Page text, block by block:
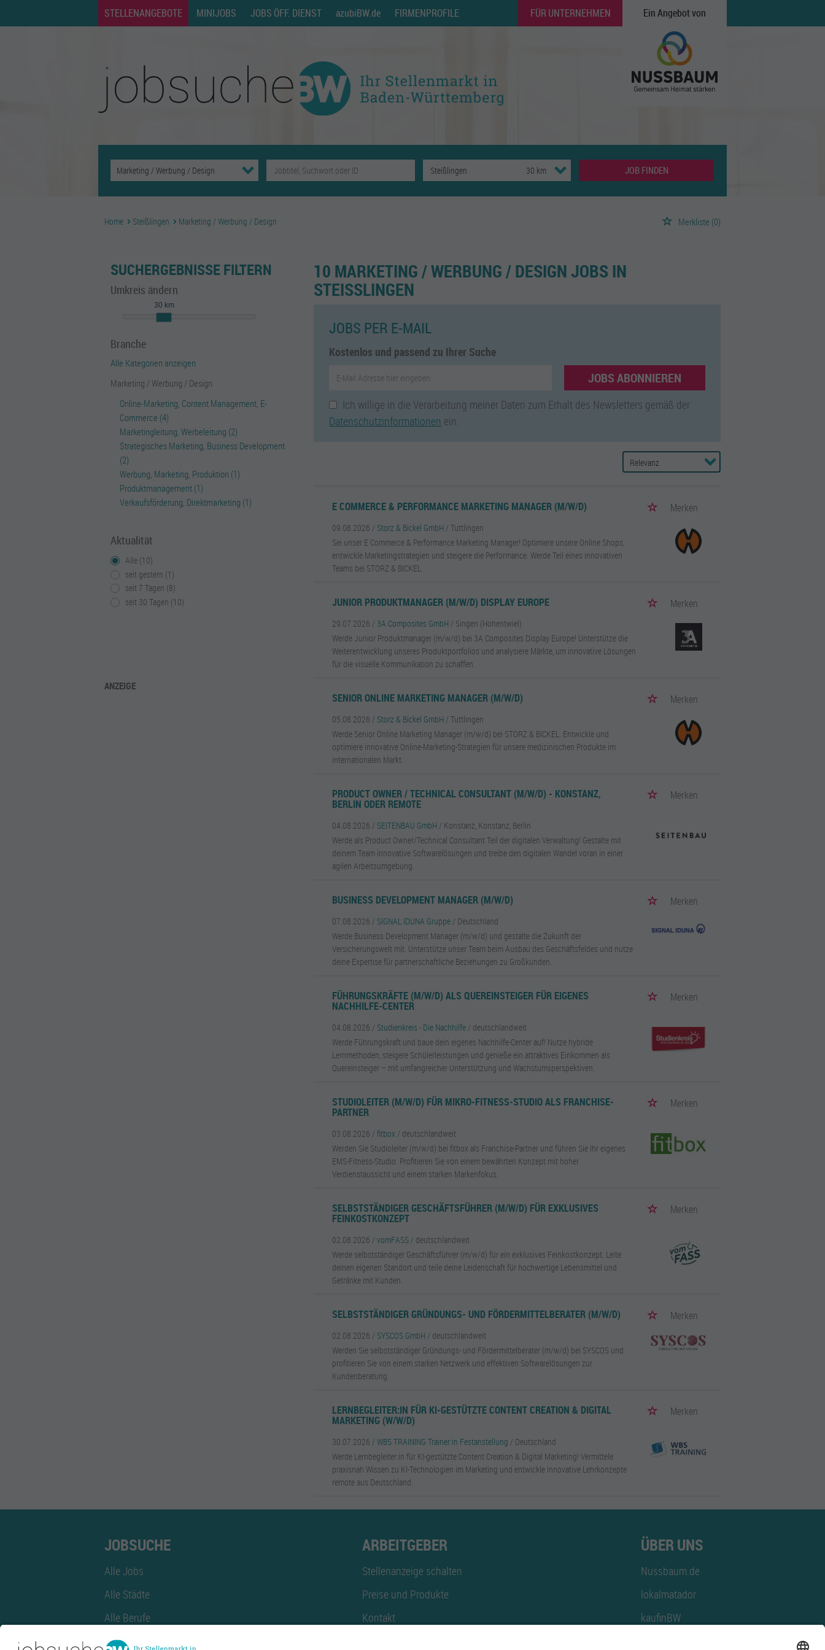
STELLENANGEBOTE MINIJOBS JOBS ÖFF. DIENST azubiBW.de FIRMENPROFILE FÜR UNTERNEHMEN Ein Angebot von
JOB FINDEN
Home Steißlingen Marketing / Werbung / Design Merkliste (0)
SUCHERGEBNISSE FILTERN
Umkreis ändern
30 km
Branche
Alle Kategorien anzeigen
Marketing / Werbung / Design
Online-Marketing, Content Management, E-
Commerce (4)
Marketingleitung, Werbeleitung (2)
Strategisches Marketing, Business Development
(2)
Werbung, Marketing, Produktion (1)
Produktmanagement (1)
Verkaufsförderung, Direktmarketing (1)
Aktualität
Alle (10)
seit gestern (1)
seit 7 Tagen (8)
seit 30 Tagen (10)
ANZEIGE
10 MARKETING / WERBUNG / DESIGN JOBS IN
STEISSLINGEN
JOBS PER E-MAIL
Kostenlos und passend zu Ihrer Suche
JOBS ABONNIEREN
Ich willige in die Verarbeitung meiner Daten zum Erhalt des Newsletters gemäß der
Datenschutzinformationen ein.
E COMMERCE & PERFORMANCE MARKETING MANAGER (M/W/D) Merken
09.08.2026 / Storz & Bickel GmbH / Tuttlingen
Sei unser E Commerce & Performance Marketing Manager! Optimiere unsere Online Shops,
entwickle Marketingstrategien und steigere die Performance. Werde Teil eines innovativen
Teams bei STORZ & BICKEL.
JUNIOR PRODUKTMANAGER (M/W/D) DISPLAY EUROPE Merken
29.07.2026 / 3A Composites GmbH / Singen (Hohentwiel)
Werde Junior Produktmanager (m/w/d) bei 3A Composites Display Europe! Unterstütze die
Weiterentwicklung unseres Produktportfolios und analysiere Märkte, um innovative Lösungen
für die visuelle Kommunikation zu schaffen.
SENIOR ONLINE MARKETING MANAGER (M/W/D) Merken
05.08.2026 / Storz & Bickel GmbH / Tuttlingen
Werde Senior Online Marketing Manager (m/w/d) bei STORZ & BICKEL. Entwickle und
optimiere innovative Online-Marketing-Strategien für unsere medizinischen Produkte im
internationalen Markt.
PRODUCT OWNER / TECHNICAL CONSULTANT (M/W/D) - KONSTANZ,
BERLIN ODER REMOTE
Merken
04.08.2026 / SEITENBAU GmbH / Konstanz, Konstanz, Berlin
Werde als Product Owner/Technical Consultant Teil der digitalen Verwaltung! Gestalte mit
deinem Team innovative Softwarelösungen und treibe den digitalen Wandel voran in einer
agilen Arbeitsumgebung.
BUSINESS DEVELOPMENT MANAGER (M/W/D) Merken
07.08.2026 / SIGNAL IDUNA Gruppe / Deutschland
Werde Business Development Manager (m/w/d) und gestalte die Zukunft der
Versicherungswelt mit. Unterstütze unser Team beim Ausbau des Geschäftsfeldes und nutze
deine Expertise für partnerschaftliche Beziehungen zu Großkunden.
FÜHRUNGSKRÄFTE (M/W/D) ALS QUEREINSTEIGER FÜR EIGENES
NACHHILFE-CENTER
Merken
04.08.2026 / Studienkreis - Die Nachhilfe / deutschlandweit
Werde Führungskraft und baue dein eigenes Nachhilfe-Center auf! Nutze hybride
Lernmethoden, steigere Schülerleistungen und genieße ein attraktives Einkommen als
Quereinsteiger – mit umfangreicher Unterstützung und Wachstumsperspektiven.
STUDIOLEITER (M/W/D) FÜR MIKRO-FITNESS-STUDIO ALS FRANCHISE-
PARTNER
Merken
03.08.2026 /fitbox / deutschlandweit
Werden Sie Studioleiter (m/w/d) bei fitbox als Franchise-Partner und führen Sie Ihr eigenes
EMS-Fitness-Studio. Profitieren Sie von einem bewährten Konzept mit hoher
Verdienstaussicht und einem starken Markenfokus.
SELBSTSTÄNDIGER GESCHÄFTSFÜHRER (M/W/D) FÜR EXKLUSIVES
FEINKOSTKONZEPT
Merken
02.08.2026 /vomFASS / deutschlandweit
Werde selbstständiger Geschäftsführer (m/w/d) für ein exklusives Feinkostkonzept. Leite
deinen eigenen Standort und teile deine Leidenschaft für hochwertige Lebensmittel und
Getränke mit Kunden.
SELBSTSTÄNDIGER GRÜNDUNGS- UND FÖRDERMITTELBERATER (M/W/D) Merken
02.08.2026 / SYSCOS GmbH / deutschlandweit
Werden Sie selbstständiger Gründungs- und Fördermittelberater (m/w/d) bei SYSCOS und
profitieren Sie von einem starken Netzwerk und effektiven Softwarelösungen zur
Kundenberatung.
LERNBEGLEITER:IN FÜR KI-GESTÜTZTE CONTENT CREATION & DIGITAL
MARKETING (W/W/D)
Merken
30.07.2026 /WBS TRAINING Trainer:in Festanstellung / Deutschland
Werde Lernbegleiter:in für KI-gestützte Content Creation & Digital Marketing! Vermittele
praxisnah Wissen zu KI-Technologien im Marketing und entwickle innovative Lehrkonzepte
remote aus Deutschland.
JOBSUCHE
Alle Jobs
Alle Städte
Alle Berufe
Alle Berufe nach Stadt
ARBEITGEBER
Stellenanzeige schalten
Preise und Produkte
Kontakt
ÜBER UNS
Nussbaum.de
lokalmatador
kaufinBW